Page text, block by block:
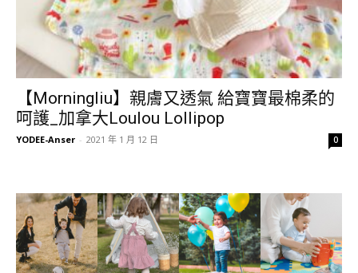
【Morningliu】親膚又透氣 給寶寶最棉柔的
呵護_加拿大Loulou Lollipop
YODEE-Anser - 2021 年 1 月 12 日 0